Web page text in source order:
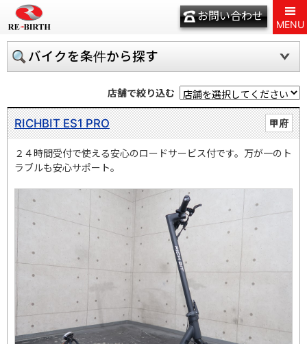
お問い合わせ
MENU
バイクを条件から探す
店舗で絞り込む
甲府
RICHBIT ES1 PRO
２４時間受付で使える安心のロードサービス付です。万が一のト
ラブルも安心サポート。